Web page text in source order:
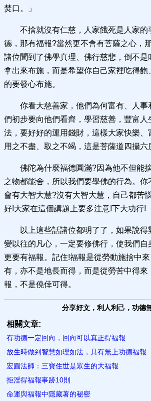
焚口。」
不捨就沒有仁慈，人家餓死是人家的
德，那有福報?當然更不會有菩薩之心，
諸位聞到了佛學真理、佛行慈悲，倒不是
拿出來布施，而是希望你自己家裡吃得飽
的要發心布施。
你看大慈善家，他們為何富有、人事
們初步要向他們看齊，學習慈善，豐富人
法，要好好的運用錢財，這樣大家快樂、
用之不盡、取之不竭，這是菩薩道四攝六
佛陀為什麼福德圓滿?因為他不但能
之物都能舍，所以我們要學佛的行為。你
會有大智大慧?沒有大智大慧，自己都苦
好!大家在這個講題上要多注意!下大功行!
以上這些話諸位都明了了，如果說得
變以往的凡心，一定要修佛行，使我們自
更要有福報。記住!福報是從勞動施捨中
有，亦不是地長而得，而是從勞苦中得來
報，不是僥倖可得。
分享好文，利人利己，功德
相關文章:
有功德一定回向，回向可以真正得福報
放生時做到智慧如理如法，具有無上功德福報
宏圓法師：三寶住世是眾生的大福報
拒淫得福報事跡10則
命運與福報中隱​藏著的秘密